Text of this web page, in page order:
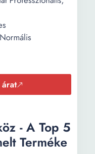
- A Top 5
Terméke